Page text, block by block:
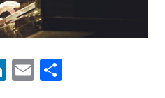
LinkedIn
Email